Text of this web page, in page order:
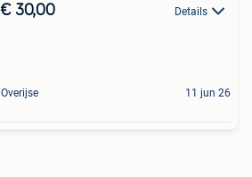
€ 30,00 Details
Overijse 11 jun 26